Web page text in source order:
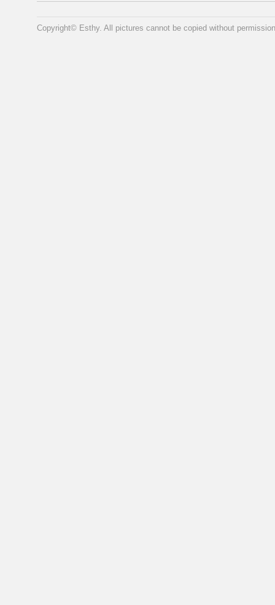
Copyright© Esthy. All pictures cannot be copied without